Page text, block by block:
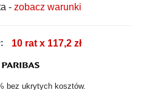
- zobacz warunki
10 rat x 117,2 zł
bez ukrytych kosztów.